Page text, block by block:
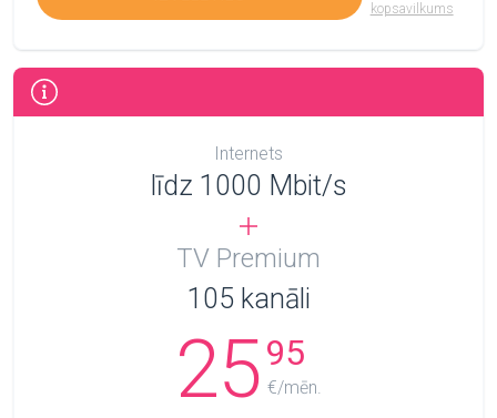
kopsavilkums
Internets
līdz 1000 Mbit/s
TV Premium
105 kanāli
2595
€/mēn.